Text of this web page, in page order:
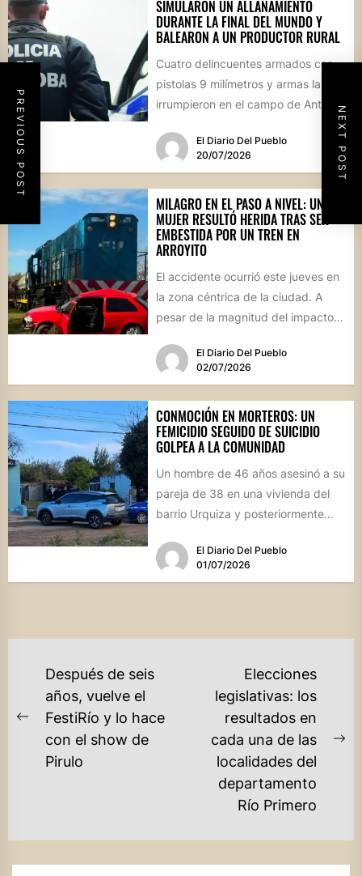
PREVIOUS POST NEXT POST
SIMULARON UN ALLANAMIENTO
DURANTE LA FINAL DEL MUNDO Y
BALEARON A UN PRODUCTOR RURAL
Cuatro delincuentes armados con
pistolas 9 milímetros y armas largas
irrumpieron en el campo de Antonio
El Diario Del Pueblo
20/07/2026
MILAGRO EN EL PASO A NIVEL: UNA
MUJER RESULTÓ HERIDA TRAS SER
EMBESTIDA POR UN TREN EN
ARROYITO
El accidente ocurrió este jueves en
la zona céntrica de la ciudad. A
pesar de la magnitud del impacto,
El Diario Del Pueblo
02/07/2026
CONMOCIÓN EN MORTEROS: UN
FEMICIDIO SEGUIDO DE SUICIDIO
GOLPEA A LA COMUNIDAD
Un hombre de 46 años asesinó a su
pareja de 38 en una vivienda del
barrio Urquiza y posteriormente
El Diario Del Pueblo
01/07/2026
NAVEGACIÓN
ENTRADAS
Previous
post:
Después de seis
años, vuelve el
FestiRío y lo hace
con el show de
Pirulo
Elecciones
legislativas: los
resultados en
cada una de las
localidades del
departamento
Río Primero